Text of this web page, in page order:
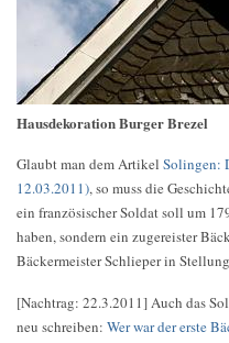
Hausdekoration Burger Brezel
Glaubt man dem Artikel Solingen:
12.03.2011), so muss die
ein französischer Soldat soll um
haben, sondern ein zugereister
Bäckermeister Schlieper in
[Nachtrag: 22.3.2011] Auch das
neu schreiben: Wer war der erste